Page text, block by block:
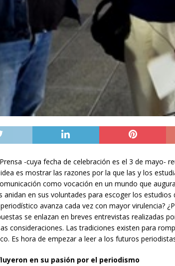
-cuya fecha de celebración es el 3 de mayo-
es mostrar las razones por la que las y los
como vocación en un mundo que
anidan en sus voluntades para escoger los
avanza cada vez con mayor virulencia?
se enlazan en breves entrevistas realizadas
consideraciones. Las tradiciones existen para
Es hora de empezar a leer a los futuros
en su pasión por el periodismo